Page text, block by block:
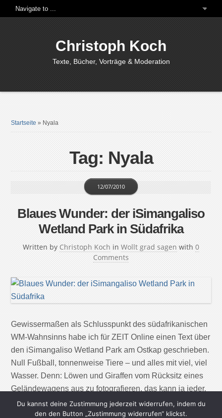
Christoph Koch
Texte, Bücher, Vorträge & Moderation
Startseite » Nyala
Tag: Nyala
Blaues Wunder: der iSimangaliso
Wetland Park in Südafrika
Written by Christoph Koch
12/07/2010
in Wollt grad sagen with 0
Comments
Gewissermaßen als Schlusspunkt des südafrikanischen
WM-Wahnsinns habe ich für ZEIT Online einen Text über
den iSimangaliso Wetland Park am Ostkap geschrieben.
Null Fußball, tonnenweise Tiere – und alles mit viel, viel
Wasser. Denn: Löwen und Giraffen vom Rücksitz eines
Geländewagens aus zu fotografieren, das kann ja jeder.
Text & Foto: Christoph Koch
Du kannst deine Zustimmung jederzeit widerrufen, indem du
den den Button „Zustimmung widerrufen“ klickst.